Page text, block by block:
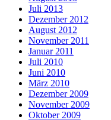
Juli 2013
Dezember 2012
August 2012
November 2011
Januar 2011
Juli 2010
Juni 2010
März 2010
Dezember 2009
November 2009
Oktober 2009